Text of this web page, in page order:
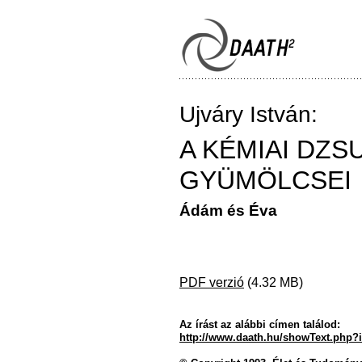
Ujváry István:
A KÉMIAI
GYÜMÖLCSEI
Ádám és Éva
PDF verzió (4.32 MB)
Az írást az alábbi címen találod:
http://www.daath.hu/